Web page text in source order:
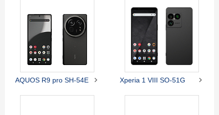
AQUOS R9 pro SH-54E  Xperia 1 VIII SO-51G 